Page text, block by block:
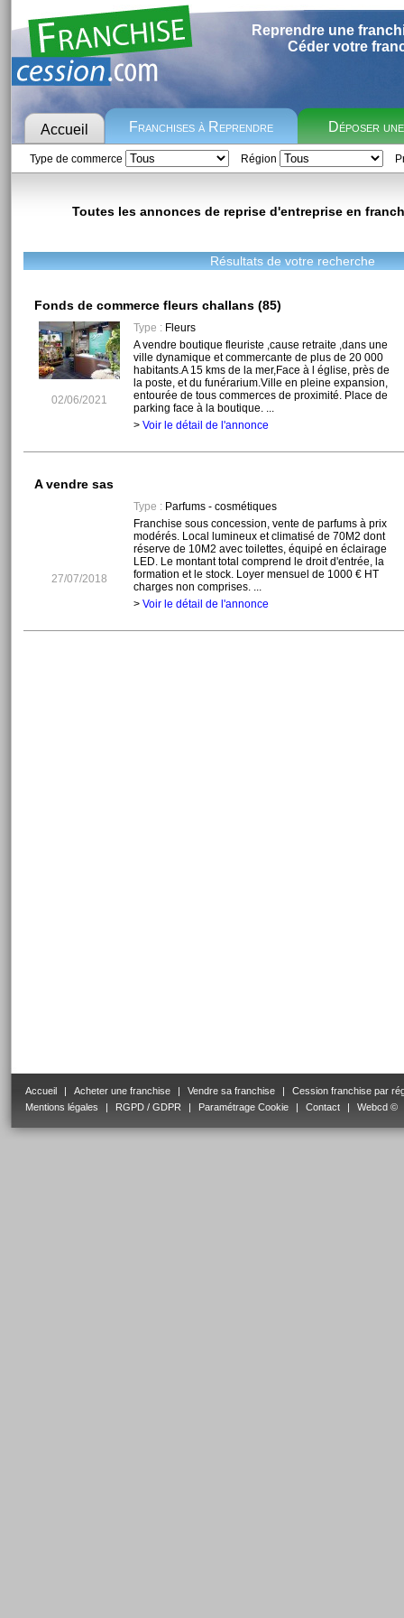
Reprendre une
Céder votre
Accueil Franchises à Reprendre Déposer
Type de commerce Région
Toutes les annonces de reprise d'entreprise en
Résultats de votre recherche
Fonds de commerce fleurs challans (85)
02/06/2021
Type :Fleurs
A vendre boutique fleuriste ,cause retraite ,dans une
ville dynamique et commercante de plus de 20 000
habitants.A 15 kms de la mer,Face à l église, près de
la poste, et du funérarium.Ville en pleine expansion,
entourée de tous commerces de proximité. Place de
parking face à la boutique. ...
> Voir le détail de l'annonce
A vendre sas
27/07/2018
Type :Parfums - cosmétiques
Franchise sous concession, vente de parfums à prix
modérés. Local lumineux et climatisé de 70M2 dont
réserve de 10M2 avec toilettes, équipé en éclairage
LED. Le montant total comprend le droit d'entrée, la
formation et le stock. Loyer mensuel de 1000 € HT
charges non comprises. ...
> Voir le détail de l'annonce
Accueil | Acheter une franchise | Vendre sa franchise |
Cession franchise par
Mentions légales
| RGPD / GDPR | Paramétrage Cookie | Contact | Webcd ©